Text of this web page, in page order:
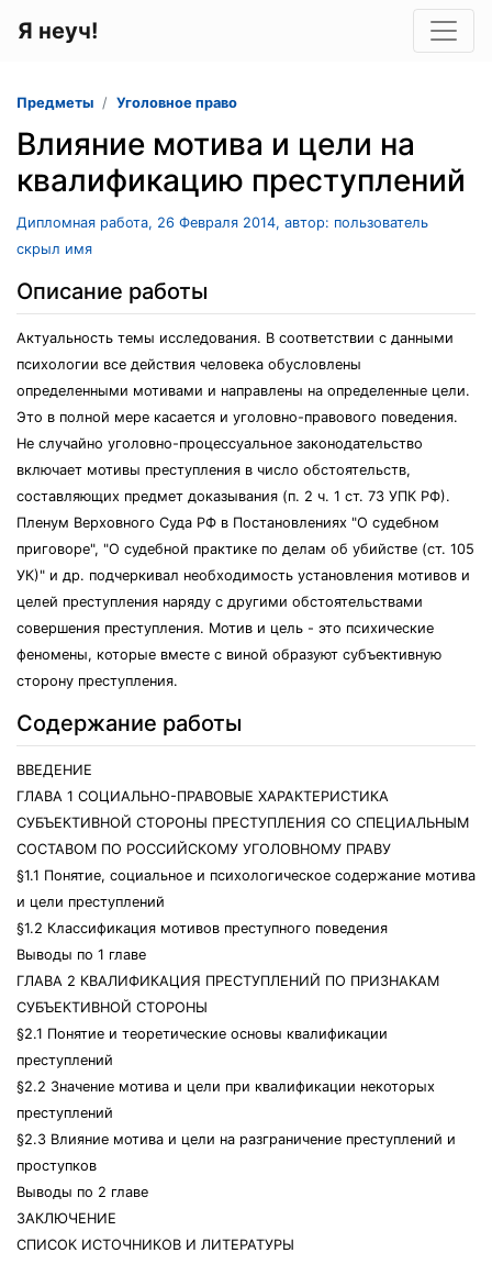
Я неуч!
Предметы Уголовное право
Влияние мотива и цели на
квалификацию преступлений
Дипломная работа, 26 Февраля 2014, автор: пользователь
скрыл имя
Описание работы
Актуальность темы исследования. В соответствии с данными
психологии все действия человека обусловлены
определенными мотивами и направлены на определенные цели.
Это в полной мере касается и уголовно-правового поведения.
Не случайно уголовно-процессуальное законодательство
включает мотивы преступления в число обстоятельств,
составляющих предмет доказывания (п. 2 ч. 1 ст. 73 УПК РФ).
Пленум Верховного Суда РФ в Постановлениях "О судебном
приговоре", "О судебной практике по делам об убийстве (ст. 105
УК)" и др. подчеркивал необходимость установления мотивов и
целей преступления наряду с другими обстоятельствами
совершения преступления. Мотив и цель - это психические
феномены, которые вместе с виной образуют субъективную
сторону преступления.
Содержание работы
ВВЕДЕНИЕ
ГЛАВА 1 СОЦИАЛЬНО-ПРАВОВЫЕ ХАРАКТЕРИСТИКА
СУБЪЕКТИВНОЙ СТОРОНЫ ПРЕСТУПЛЕНИЯ СО СПЕЦИАЛЬНЫМ
СОСТАВОМ ПО РОССИЙСКОМУ УГОЛОВНОМУ ПРАВУ
§1.1 Понятие, социальное и психологическое содержание мотива
и цели преступлений
§1.2 Классификация мотивов преступного поведения
Выводы по 1 главе
ГЛАВА 2 КВАЛИФИКАЦИЯ ПРЕСТУПЛЕНИЙ ПО ПРИЗНАКАМ
СУБЪЕКТИВНОЙ СТОРОНЫ
§2.1 Понятие и теоретические основы квалификации
преступлений
§2.2 Значение мотива и цели при квалификации некоторых
преступлений
§2.3 Влияние мотива и цели на разграничение преступлений и
проступков
Выводы по 2 главе
ЗАКЛЮЧЕНИЕ
СПИСОК ИСТОЧНИКОВ И ЛИТЕРАТУРЫ